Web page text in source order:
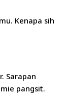
Kenapa sih
Sarapan
pangsit.